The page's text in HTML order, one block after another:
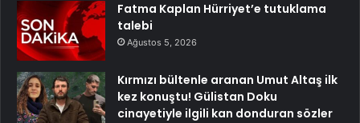
Fatma Kaplan Hürriyet’e tutuklama
talebi
Ağustos 5, 2026
Kırmızı bültenle aranan Umut Altaş ilk
kez konuştu! Gülistan Doku
cinayetiyle ilgili kan donduran sözler